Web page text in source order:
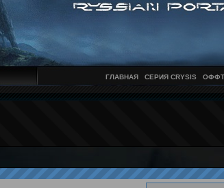
ГЛАВНАЯ СЕРИЯ CRYSIS